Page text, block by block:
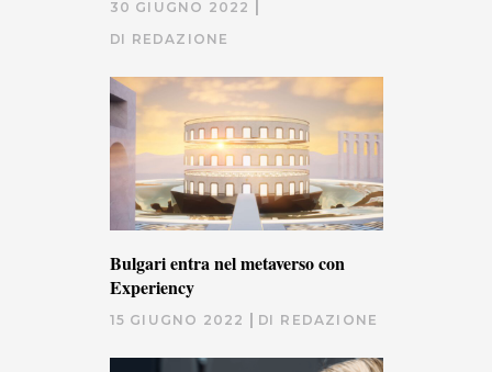
30 GIUGNO 2022
DI REDAZIONE
Bulgari entra nel metaverso con
Experiency
15 GIUGNO 2022 DI REDAZIONE